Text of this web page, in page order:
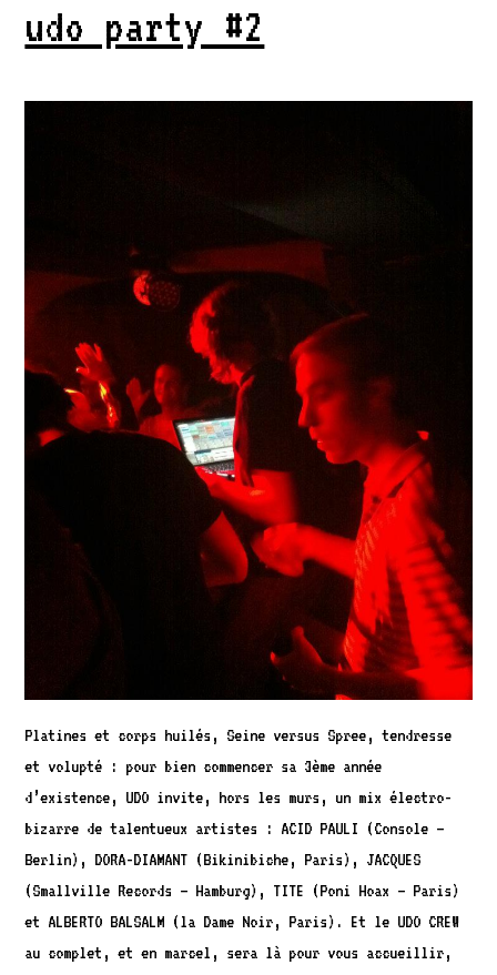
udo party #2
Platines et corps huilés, Seine versus Spree, tendresse
et volupté : pour bien commencer sa 3ème année
d’existence, UDO invite, hors les murs, un mix électro-
bizarre de talentueux artistes : ACID PAULI (Console –
Berlin), DORA-DIAMANT (Bikinibiche, Paris), JACQUES
(Smallville Records – Hamburg), TITE (Poni Hoax – Paris)
et ALBERTO BALSALM (la Dame Noir, Paris). Et le UDO CREW
au complet, et en marcel, sera là pour vous accueillir,